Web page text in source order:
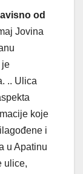
od
Jovina
je
.. Ulica
koje
i
u Apatinu
ulice,